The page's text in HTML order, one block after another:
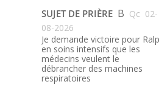
SUJET DE PRIÈRE B Qc 02-
08-2026
Je demande victoire pour
en soins intensifs que les
médecins veulent le
débrancher des machines
respiratoires